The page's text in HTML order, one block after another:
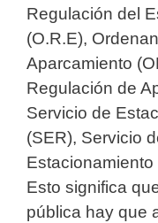
Regulación del
(O.R.E),
Aparcamiento
Regulación de
Servicio de
(SER), Servicio
Esto significa
pública hay que